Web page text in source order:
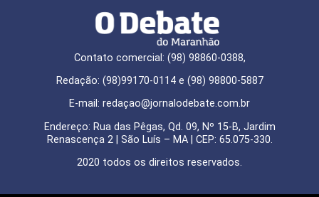
Contato comercial: (98) 98860-0388,
Redação: (98)99170-0114 e (98) 98800-5887
E-mail: redaçao@jornalodebate.com.br
Endereço: Rua das Pêgas, Qd. 09, Nº 15-B, Jardim
Renascença 2 | São Luís – MA | CEP: 65.075-330.
2020 todos os direitos reservados.